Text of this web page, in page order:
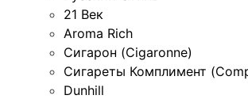
21 Век
Aroma Rich
Сигарон (Cigaronne)
Сигареты Комплимент
Dunhill